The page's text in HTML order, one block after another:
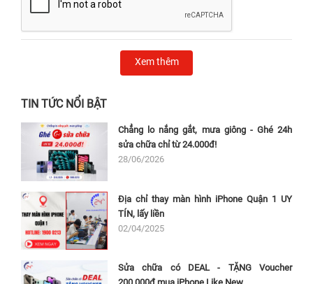
Xem thêm
TIN TỨC NỔI BẬT
Chẳng lo nắng gắt, mưa giông - Ghé 24h
sửa chữa chỉ từ 24.000đ!
28/06/2026
Địa chỉ thay màn hình iPhone Quận 1 UY
TÍN, lấy liền
02/04/2025
Sửa chữa có DEAL - TẶNG Voucher